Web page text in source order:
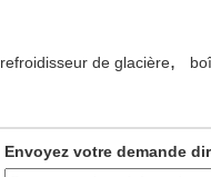
refroidisseur de glacière,
Envoyez votre demande